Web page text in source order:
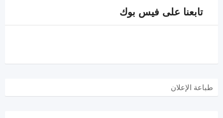
تابعنا على فيس بوك
طباعة الإعلان